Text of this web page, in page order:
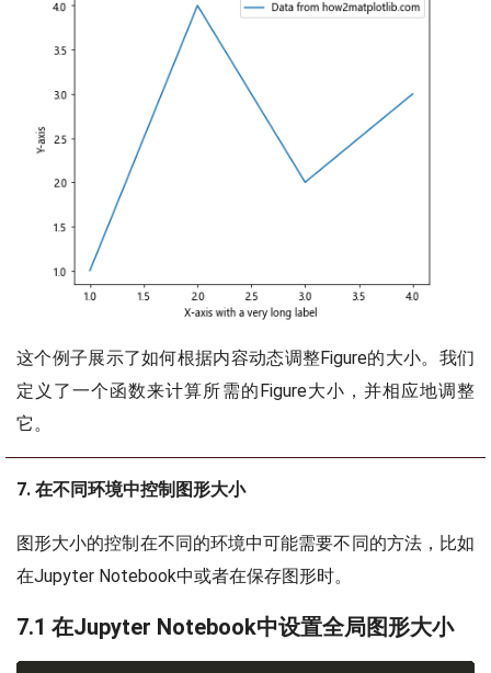
这个例子展示了如何根据内容动态调整Figure的大小。我们
定义了一个函数来计算所需的Figure大小，并相应地调整
它。
7. 在不同环境中控制图形大小
图形大小的控制在不同的环境中可能需要不同的方法，比如
在Jupyter Notebook中或者在保存图形时。
7.1 在Jupyter Notebook中设置全局图形大小